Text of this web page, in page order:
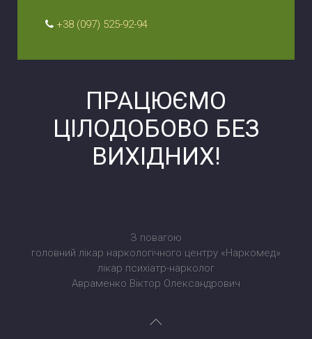
+38 (097) 525-92-94
ПРАЦЮЄМО
ЦІЛОДОБОВО БЕЗ
ВИХІДНИХ!
З повагою
головний лікар наркологічного центру «Наркомед»
лікар психіатр-нарколог
Авраменко Віктор Олександрович